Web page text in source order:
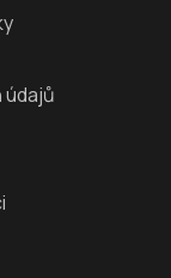
údajů